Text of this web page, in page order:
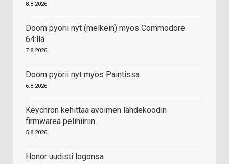
8.8.2026
Doom pyörii nyt (melkein) myös Commodore
64:llä
7.8.2026
Doom pyörii nyt myös Paintissa
6.8.2026
Keychron kehittää avoimen lähdekoodin
firmwarea pelihiiriin
5.8.2026
Honor uudisti logonsa